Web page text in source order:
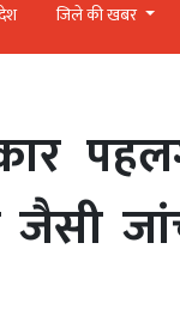
जिले की खबर
जैसी